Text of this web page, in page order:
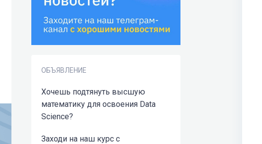
ОБЪЯВЛЕНИЕ
Хочешь подтянуть высшую
математику для освоения Data
Science?
Заходи на наш курс с